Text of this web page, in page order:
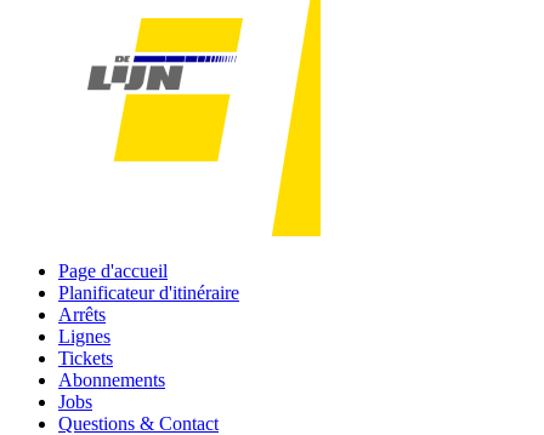
Page d'accueil
Planificateur d'itinéraire
Arrêts
Lignes
Tickets
Abonnements
Jobs
Questions & Contact